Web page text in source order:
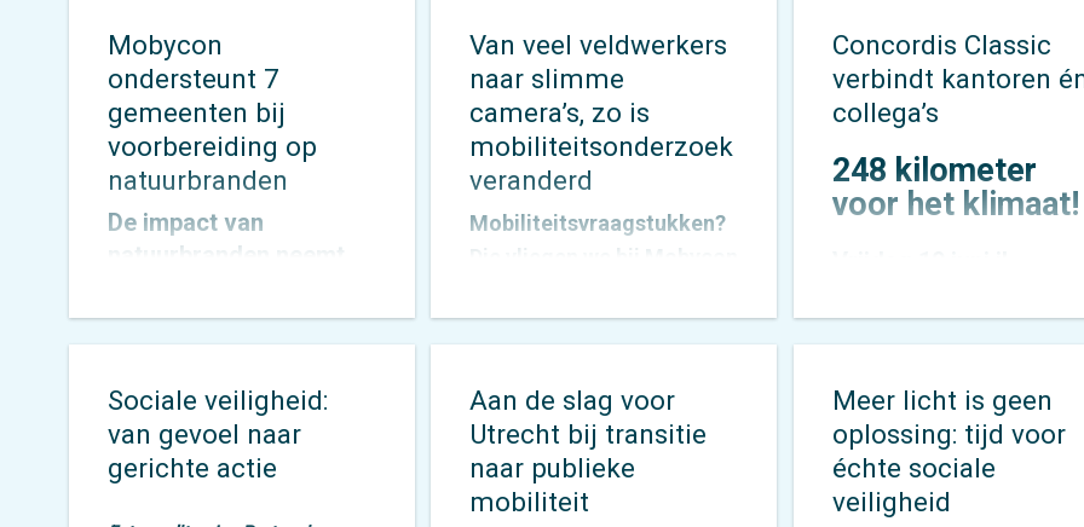
Mobycon
ondersteunt 7
gemeenten bij
voorbereiding op
natuurbranden
De impact van
natuurbranden neemt
van hitte en droogte
zorgen ervoor dat
gemeenten voor nieuwe
uitdagingen komen te
staan op het gebied van
veiligheid,
bereikbaarheid en
Van veel veldwerkers
naar slimme
camera’s, zo is
mobiliteitsonderzoek
veranderd
Mobiliteitsvraagstukken?
Die vliegen we bij Mobycon
een breed palet aan
vinden we voor elke vraag
een passende aanpak. De
inzichten die we
verzamelen vertalen we
Concordis Classic
verbindt kantoren
collega’s
248 kilometer
voor het klimaat!
Forseti,Mobyconen
ochtend op de fiets
voor een bijzondere
uitdaging: de
allereerste Concordis
Sociale veiligheid:
van gevoel naar
gerichte actie
Aan de slag voor
Utrecht bij transitie
naar publieke
mobiliteit
Meer licht is geen
oplossing: tijd voor
échte sociale
veiligheid